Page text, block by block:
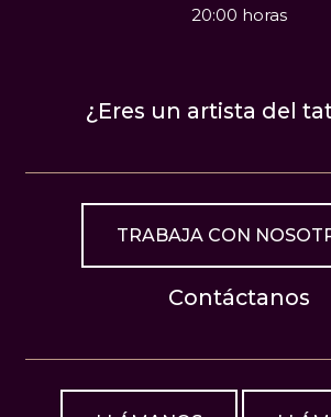
20:00 horas
¿Eres un artista del
TRABAJA CON
Contáctanos